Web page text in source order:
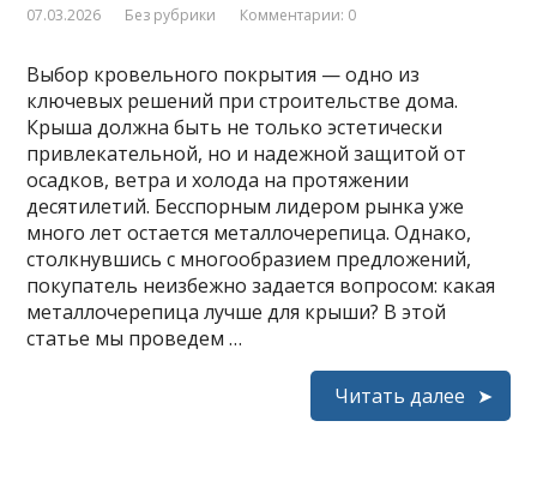
07.03.2026 Без рубрики Комментарии: 0
Выбор кровельного покрытия — одно из
ключевых решений при строительстве дома.
Крыша должна быть не только эстетически
привлекательной, но и надежной защитой от
осадков, ветра и холода на протяжении
десятилетий. Бесспорным лидером рынка уже
много лет остается металлочерепица. Однако,
столкнувшись с многообразием предложений,
покупатель неизбежно задается вопросом: какая
металлочерепица лучше для крыши? В этой
статье мы проведем …
Читать далее